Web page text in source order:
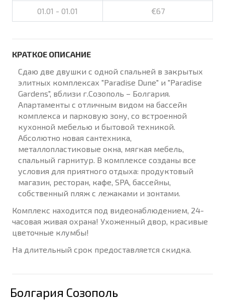
01.01 - 01.01 €67
КРАТКОЕ ОПИСАНИЕ
Сдаю две двушки с одной спальней в закрытых
элитных комплексах "Paradise Dune" и "Paradise
Gardens", вблизи г.Созополь – Болгария.
Апартаменты с отличным видом на бассейн
комплекса и парковую зону, со встроенной
кухонной мебелью и бытовой техникой.
Абсолютно новая сантехника,
металлопластиковые окна, мягкая мебель,
спальный гарнитур. В комплексе созданы все
условия для приятного отдыха: продуктовый
магазин, ресторан, кафе, SPA, бассейны,
собственный пляж с лежаками и зонтами.
Комплекс находится под видеонаблюдением, 24-
часовая живая охрана! Ухоженный двор, красивые
цветочные клумбы!
На длительный срок предоставляется скидка.
Болгария Созополь